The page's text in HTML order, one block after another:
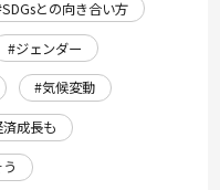
との向き合い方
#ジェンダー
#気候変動
成長も